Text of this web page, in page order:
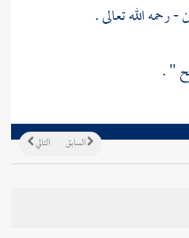
رحمه الله تعالى .
" .
التالي السابق